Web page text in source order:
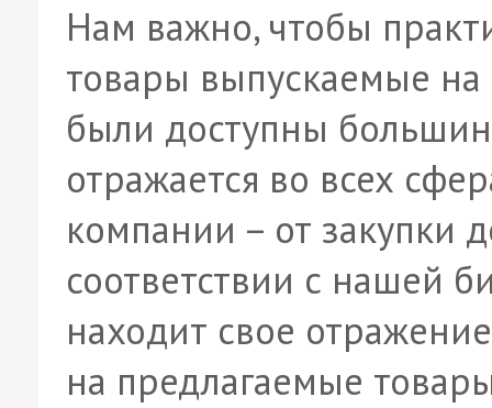
Нам важно, чтобы
товары выпускаемые
были доступны
отражается во всех
компании – от закупки
соответствии с нашей
находит свое
на предлагаемые